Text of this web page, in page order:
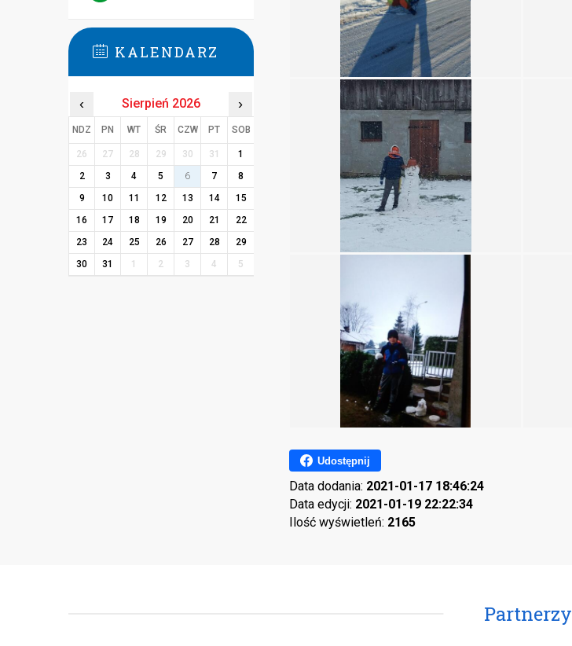
Udostępnij
Data dodania: 2021-01-17 18:46:24
Data edycji: 2021-01-19 22:22:34
Ilość wyświetleń: 2165
KALENDARZ
‹ Sierpień 2026 ›
NDZ PN WT ŚR CZW PT SOB
26 27 28 29 30 31
1
2
3 4 5 6 7
8
9
10 11 12 13 14
15
16
17 18 19 20 21
22
23
24 25 26 27 28
29
30
31 1 2 3 4 5
Partnerzy